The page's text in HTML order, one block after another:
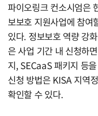
파이오링크 컨소시엄은
보보호 지원사업에 참여
있다. 정보보호 역량 강
은 사업 기간 내 신청하
지, SECaaS 패키지 등
신청 방법은 KISA 지역
확인할 수 있다.